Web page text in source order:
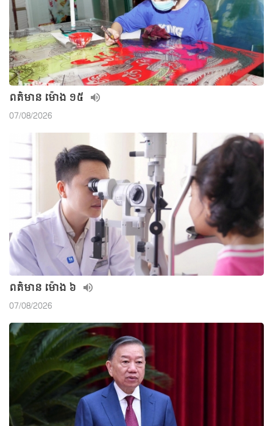
ពត៌មាន ម៉ោង ១៥
07/08/2026
ពត៌មាន ម៉ោង​ ៦
07/08/2026